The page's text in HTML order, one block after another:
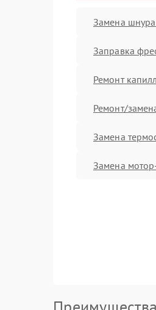
Замена
Заправка
Ремонт
Ремонт/
Замена
Замена